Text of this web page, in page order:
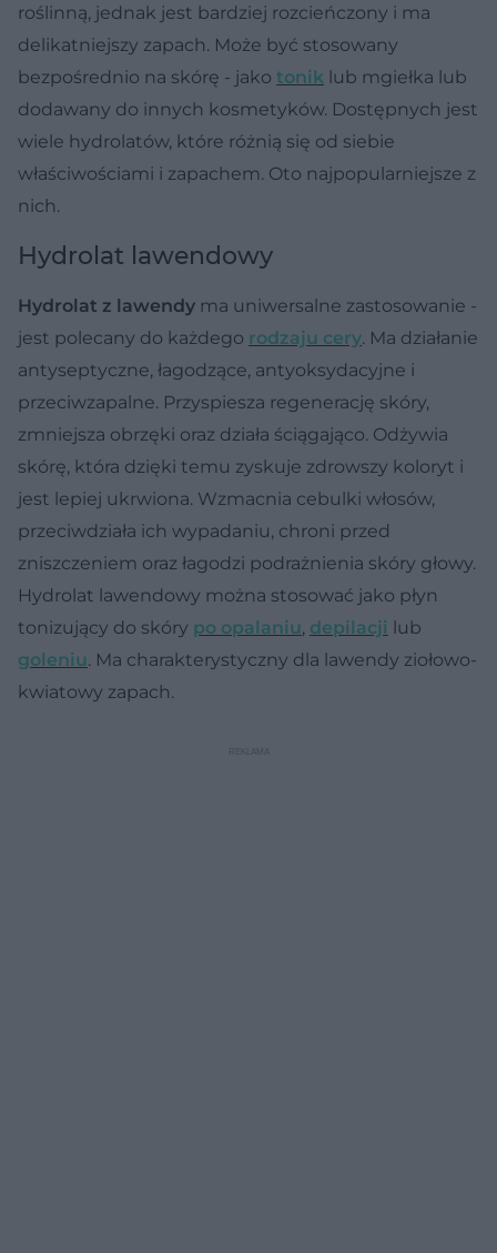
roślinną, jednak jest bardziej rozcieńczony i ma
delikatniejszy zapach. Może być stosowany
bezpośrednio na skórę - jako tonik lub mgiełka lub
dodawany do innych kosmetyków. Dostępnych jest
wiele hydrolatów, które różnią się od siebie
właściwościami i zapachem. Oto najpopularniejsze z
nich.
Hydrolat lawendowy
Hydrolat z lawendy ma uniwersalne zastosowanie -
jest polecany do każdego rodzaju cery. Ma działanie
antyseptyczne, łagodzące, antyoksydacyjne i
przeciwzapalne. Przyspiesza regenerację skóry,
zmniejsza obrzęki oraz działa ściągająco. Odżywia
skórę, która dzięki temu zyskuje zdrowszy koloryt i
jest lepiej ukrwiona. Wzmacnia cebulki włosów,
przeciwdziała ich wypadaniu, chroni przed
zniszczeniem oraz łagodzi podrażnienia skóry głowy.
Hydrolat lawendowy można stosować jako płyn
tonizujący do skóry po opalaniu, depilacji lub
goleniu. Ma charakterystyczny dla lawendy ziołowo-
kwiatowy zapach.